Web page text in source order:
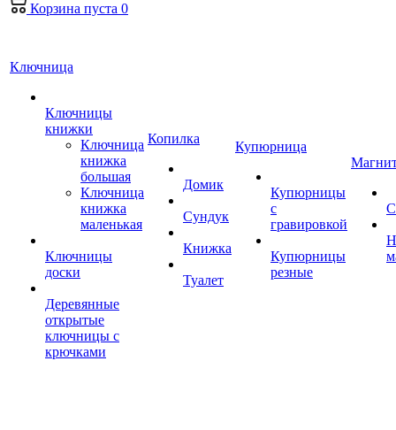
Корзина пуста 0
Ключница
Ключницы
книжки
Ключница
книжка
большая
Ключница
книжка
маленькая
Ключницы
доски
Деревянные
открытые
ключницы с
крючками
Копилка
Домик
Сундук
Книжка
Туалет
Купюрница
Купюрницы
с
гравировкой
Купюрницы
резные